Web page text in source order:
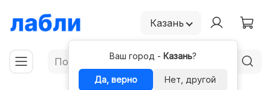
Казань
Ваш город - Казань?
Да, верно
Нет, другой